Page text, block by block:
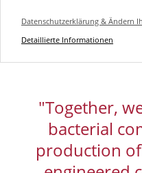
Datenschutzerklärung & Ändern
Detaillierte Informationen
"Together,
bacterial
production